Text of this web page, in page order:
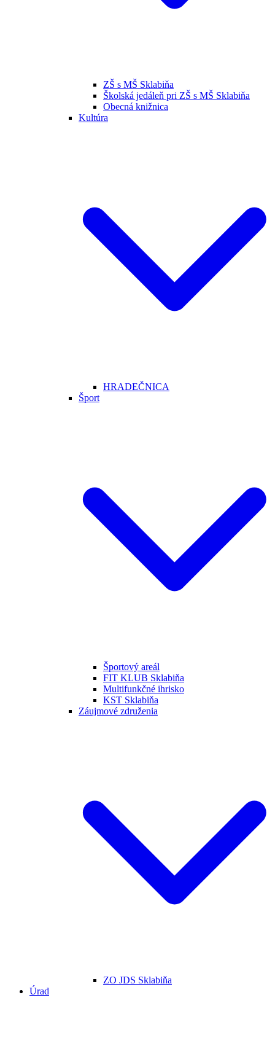
ZŠ s MŠ Sklabiňa
Školská jedáleň pri ZŠ s MŠ Sklabiňa
Obecná knižnica
Kultúra
HRADEČNICA
Šport
Športový areál
FIT KLUB Sklabiňa
Multifunkčné ihrisko
KST Sklabiňa
Záujmové združenia
ZO JDS Sklabiňa
Úrad